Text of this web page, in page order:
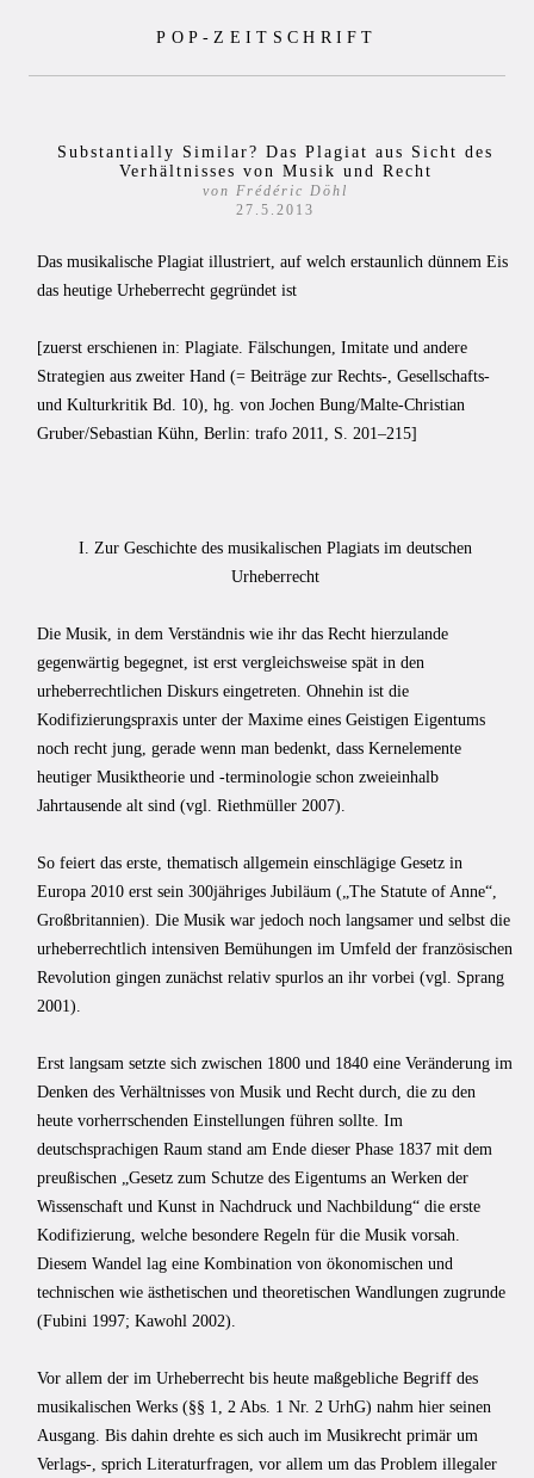
POP-ZEITSCHRIFT
Substantially Similar? Das Plagiat aus Sicht des
Verhältnisses von Musik und Recht
von Frédéric Döhl
27.5.2013
Das musikalische Plagiat illustriert, auf welch erstaunlich dünnem Eis
das heutige Urheberrecht gegrün­det ist
[zuerst erschienen in: Plagiate. Fälschungen, Imitate und andere
Strategien aus zweiter Hand (= Beiträge zur Rechts-, Gesellschafts-
und Kulturkritik Bd. 10), hg. von Jochen Bung/Malte-Christian
Gruber/Sebastian Kühn, Berlin: trafo 2011, S. 201–215]
I. Zur Geschichte des musikalischen Plagiats im deutschen
Urheberrecht
Die Musik, in dem Verständnis wie ihr das Recht hierzulande
gegenwärtig begegnet, ist erst vergleichsweise spät in den
urheberrechtlichen Diskurs eingetreten. Ohnehin ist die
Kodifizierungspraxis unter der Maxime eines Geistigen Eigentums
noch recht jung, gerade wenn man bedenkt, dass Kernelemente
heutiger Musiktheorie und -ter­minologie schon zweieinhalb
Jahrtausende alt sind (vgl. Riethmüller 2007).
So feiert das erste, thematisch allgemein einschlägige Gesetz in
Europa 2010 erst sein 300jäh­riges Jubiläum („The Statute of Anne“,
Großbritannien). Die Musik war jedoch noch langsamer und selbst die
urheberrechtlich intensiven Bemühungen im Umfeld der französischen
Revolution gingen zunächst relativ spurlos an ihr vorbei (vgl. Sprang
2001).
Erst langsam setzte sich zwischen 1800 und 1840 eine Veränderung im
Denken des Verhältnisses von Musik und Recht durch, die zu den
heute vorherrschenden Einstel­lungen führen sollte. Im
deutschsprachigen Raum stand am Ende dieser Phase 1837 mit dem
preußischen „Gesetz zum Schutze des Eigentums an Werken der
Wissenschaft und Kunst in Nachdruck und Nachbildung“ die erste
Kodifizierung, welche beson­dere Regeln für die Musik vorsah.
Diesem Wandel lag eine Kombination von ökono­mischen und
technischen wie ästhetischen und theoretischen Wandlungen zugrunde
(Fubini 1997; Kawohl 2002).
Vor allem der im Urheberrecht bis heute maßgebliche Begriff des
musikalischen Werks (§§ 1, 2 Abs. 1 Nr. 2 UrhG) nahm hier seinen
Ausgang. Bis dahin drehte es sich auch im Musikrecht primär um
Verlags-, sprich Literaturfragen, vor allem um das Problem illegaler